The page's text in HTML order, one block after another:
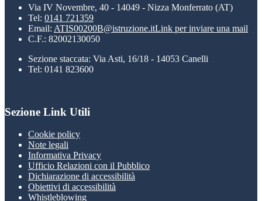
Via IV Novembre, 40 - 14049 - Nizza Monferrato (AT)
Tel: 0141 721359
Email: ATIS00200B@istruzione.itLink per inviare una mail
C.F.: 82002130050
Sezione staccata: Via Asti, 16/18 - 14053 Canelli
Tel: 0141 823600
Sezione Link Utili
Cookie policy
Note legali
Informativa Privacy
Ufficio Relazioni con il Pubblico
Dichiarazione di accessibilità
Obiettivi di accessibilità
Whistleblowing